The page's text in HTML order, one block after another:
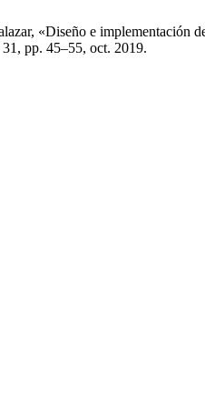
«Diseño e implementación
31, pp. 45–55, oct. 2019.